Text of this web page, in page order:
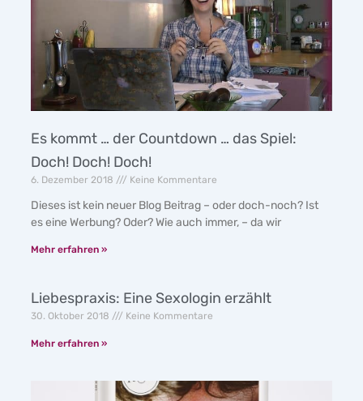
Es kommt … der Countdown … das Spiel:
Doch! Doch! Doch!
6. Dezember 2018 Keine Kommentare
Dieses ist kein neuer Blog Beitrag – oder doch-noch? Ist
es eine Werbung? Oder? Wie auch immer, – da wir
Mehr erfahren »
Liebespraxis: Eine Sexologin erzählt
30. Oktober 2018 Keine Kommentare
Mehr erfahren »